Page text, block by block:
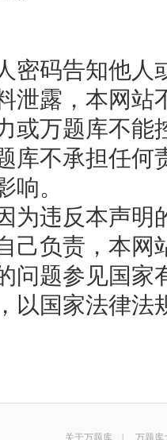
密码告知他人
泄露，本网站
或万题库不能
库不承担任何
响。
为违反本声明
己负责，本网
问题参见国家
以国家法律法
关于万题库 |万题库